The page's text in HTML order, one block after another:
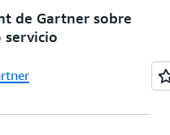
de Gartner sobre
servicio